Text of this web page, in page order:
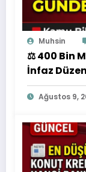
Muhsin
⚖️ 400 Bin
İnfaz
Ağustos 9,